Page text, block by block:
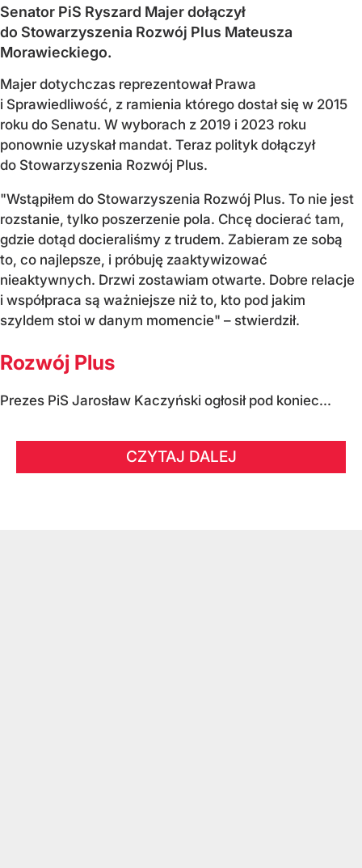
Senator PiS Ryszard Majer dołączył
do Stowarzyszenia Rozwój Plus Mateusza
Morawieckiego.
Majer dotychczas reprezentował Prawa
i Sprawiedliwość, z ramienia którego dostał się w 2015
roku do Senatu. W wyborach z 2019 i 2023 roku
ponownie uzyskał mandat. Teraz polityk dołączył
do Stowarzyszenia Rozwój Plus.
"Wstąpiłem do Stowarzyszenia Rozwój Plus. To nie jest
rozstanie, tylko poszerzenie pola. Chcę docierać tam,
gdzie dotąd docieraliśmy z trudem. Zabieram ze sobą
to, co najlepsze, i próbuję zaaktywizować
nieaktywnych. Drzwi zostawiam otwarte. Dobre relacje
i współpraca są ważniejsze niż to, kto pod jakim
szyldem stoi w danym momencie" – stwierdził.
Rozwój Plus
Prezes PiS Jarosław Kaczyński ogłosił pod koniec...
CZYTAJ DALEJ